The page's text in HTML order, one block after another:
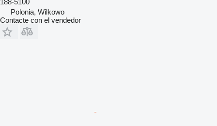
188-5100
Polonia, Wilkowo
Contacte con el vendedor